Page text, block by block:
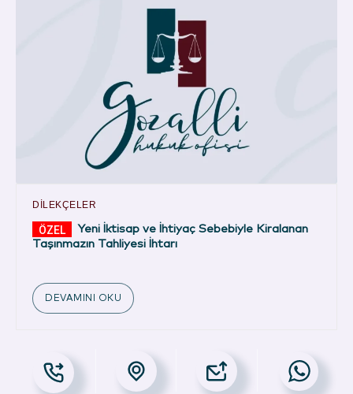
DILEKÇELER
Yeni İktisap ve İhtiyaç Sebebiyle Kiralanan
Taşınmazın Tahliyesi İhtarı
DEVAMINI OKU